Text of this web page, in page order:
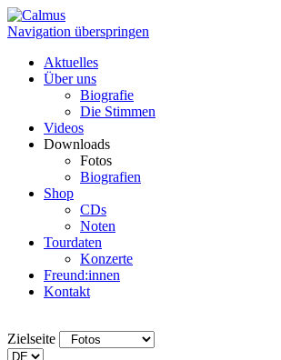
Navigation überspringen
Aktuelles
Über uns
Biografie
Die Stimmen
Videos
Downloads
Fotos
Biografien
Shop
CDs
Noten
Tourdaten
Konzerte
Freund:innen
Kontakt
Zielseite